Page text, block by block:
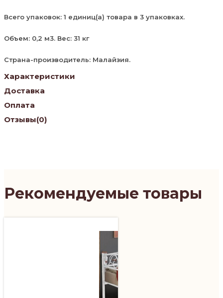
Всего упаковок: 1 единиц(а) товара в 3 упаковках.
Объем: 0,2 м3. Вес: 31 кг
Страна-производитель: Малайзия.
Характеристики
Доставка
Оплата
Отзывы(0)
Рекомендуемые товары